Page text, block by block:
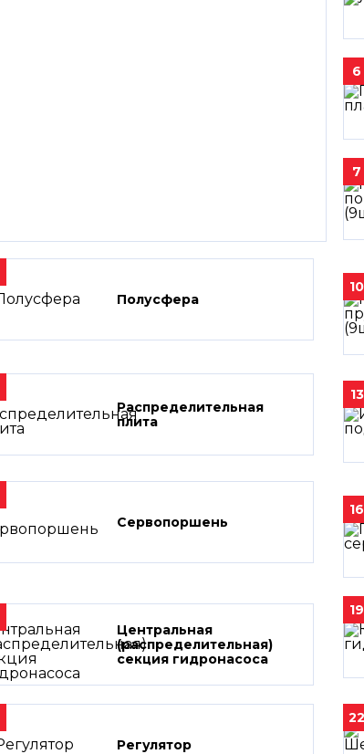
6
7
Полусфера
10
Распределительная
плита
13
Сервопоршень
16
Центральная
(распределительная)
секция гидронасоса
19
Регулятор
22